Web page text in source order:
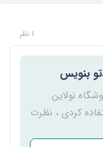
1 نظر
بنویس
نولاین
کردی ، نظرت